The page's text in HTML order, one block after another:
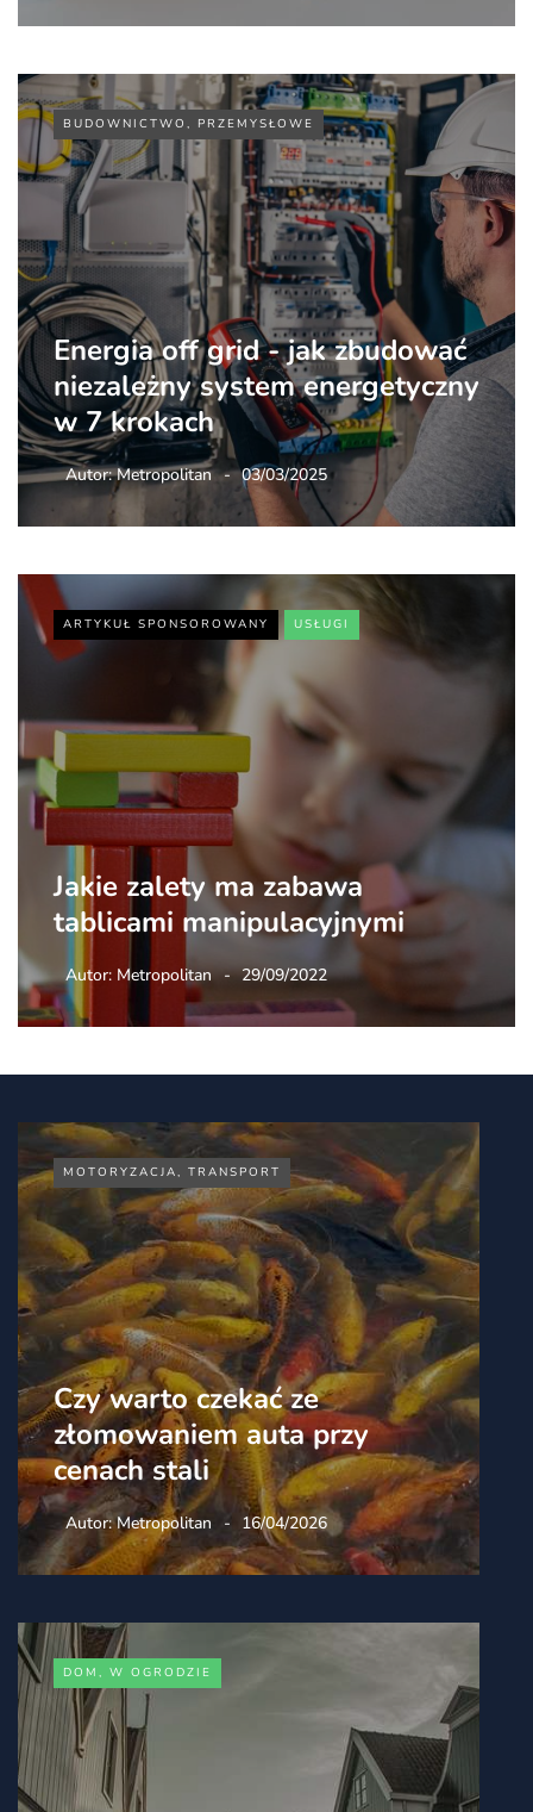
BUDOWNICTWO, PRZEMYSŁOWE
Energia off grid - jak zbudować
niezależny system energetyczny
w 7 krokach
Autor:Metropolitan 03/03/2025
ARTYKUŁ SPONSOROWANY USŁUGI
Jakie zalety ma zabawa
tablicami manipulacyjnymi
Autor: Metropolitan 29/09/2022
MOTORYZACJA, TRANSPORT
Czy warto czekać ze
złomowaniem auta przy
cenach stali
Autor:Metropolitan 16/04/2026
DOM, W OGRODZIE